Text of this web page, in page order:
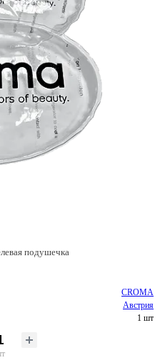
подушечка
CROMA
Австрия
1 шт